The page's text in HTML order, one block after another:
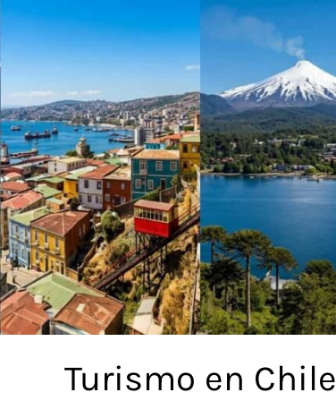
Turismo en Chile